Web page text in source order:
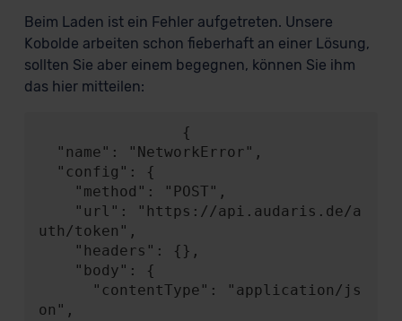
Beim Laden ist ein Fehler aufgetreten. Unsere
Kobolde arbeiten schon fieberhaft an einer Lösung,
sollten Sie aber einem begegnen, können Sie ihm
das hier mitteilen:
uth/token",
on",